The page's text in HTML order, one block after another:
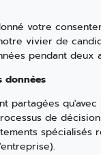
votre
vivier de
pendant deux
données
partagées
de
spécialisés